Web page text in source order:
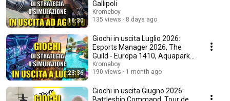
16:30
Gallipoli
Kromeboy
135 views
8 days ago
23:36
Giochi in uscita Luglio 2026:
Esports Manager 2026, The
Guild - Europa 1410, Aquapark
Tycoon
Kromeboy
190 views
1 month ago
Giochi in uscita Giugno 2026:
Battleship Command, Tour de